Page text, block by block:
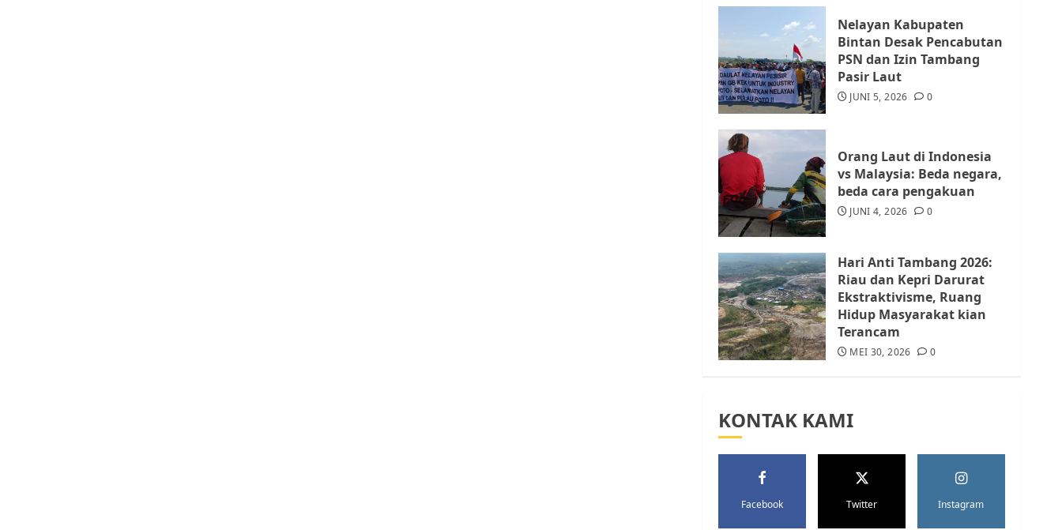
4
Warga Rempang Ajukan
Audiensi dengan Wali
Kota Batam, Soroti
Aktivitas yang Resahkan
Warga
5
Tim Advokasi Desak BP
Batam Berhenti
Merampas Tanah Warga
Rempang
Nelayan Kabupaten
Bintan Desak Pencabutan
PSN dan Izin Tambang
Pasir Laut
JUNI 5, 2026 0
Orang Laut di Indonesia
vs Malaysia: Beda negara,
beda cara pengakuan
JUNI 4, 2026 0
Hari Anti Tambang 2026:
Riau dan Kepri Darurat
Ekstraktivisme, Ruang
Hidup Masyarakat kian
Terancam
MEI 30, 2026 0
KONTAK KAMI
Facebook Twitter Instagram